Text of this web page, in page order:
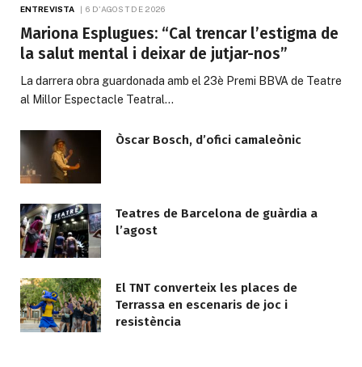
ENTREVISTA 6 D'AGOST DE 2026
Mariona Esplugues: “Cal trencar l’estigma de
la salut mental i deixar de jutjar-nos”
La darrera obra guardonada amb el 23è Premi BBVA de Teatre
al Millor Espectacle Teatral…
Òscar Bosch, d’ofici camaleònic
Teatres de Barcelona de guàrdia a
l’agost
El TNT converteix les places de
Terrassa en escenaris de joc i
resistència